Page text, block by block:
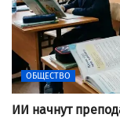
ОБЩЕСТВО
ИИ начнут